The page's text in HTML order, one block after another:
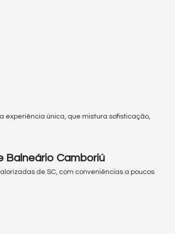
experiência única, que mistura sofisticação,
Balneário Camboriú
de SC, com conveniências a poucos